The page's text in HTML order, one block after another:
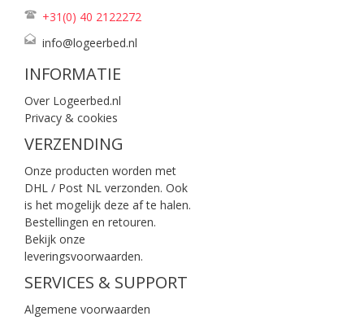
+31(0) 40 2122272
info@logeerbed.nl
INFORMATIE
Over Logeerbed.nl
Privacy & cookies
VERZENDING
Onze producten worden met
DHL / Post NL verzonden. Ook
is het mogelijk deze af te halen.
Bestellingen en retouren.
Bekijk onze
leveringsvoorwaarden.
SERVICES & SUPPORT
Algemene voorwaarden